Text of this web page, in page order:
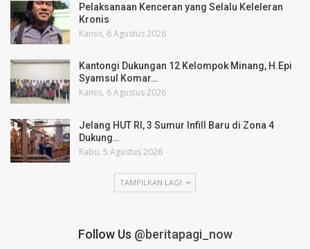
Pelaksanaan Kenceran yang Selalu Keleleran
Kronis
Kamis, 6 Agustus 2026
Kantongi Dukungan 12 Kelompok Minang, H.Epi
Syamsul Komar…
Kamis, 6 Agustus 2026
Jelang HUT RI, 3 Sumur Infill Baru di Zona 4
Dukung…
Rabu, 5 Agustus 2026
TAMPILKAN LAGI
Follow Us @beritapagi_now